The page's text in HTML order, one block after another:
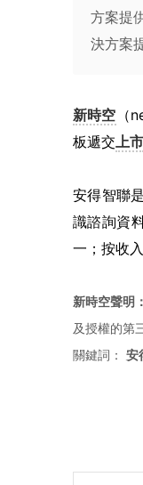
方案提
決方案
新時空 （
板遞交上市
安得智聯
識諮詢資
一；按收
新時空聲明：
及授權的第
關鍵詞： 安